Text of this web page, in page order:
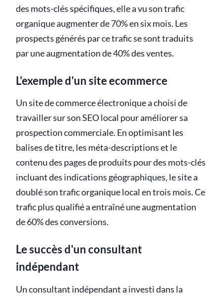
des mots-clés spécifiques, elle a vu son trafic
organique augmenter de 70% en six mois. Les
prospects générés par ce trafic se sont traduits
par une augmentation de 40% des ventes.
L'exemple d'un site ecommerce
Un site de commerce électronique a choisi de
travailler sur son SEO local pour améliorer sa
prospection commerciale. En optimisant les
balises de titre, les méta-descriptions et le
contenu des pages de produits pour des mots-clés
incluant des indications géographiques, le site a
doublé son trafic organique local en trois mois. Ce
trafic plus qualifié a entraîné une augmentation
de 60% des conversions.
Le succès d'un consultant
indépendant
Un consultant indépendant a investi dans la